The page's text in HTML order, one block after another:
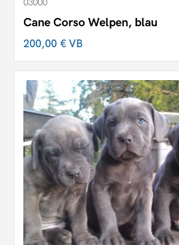
03000
Cane Corso Welpen, blau
200,00 €VB